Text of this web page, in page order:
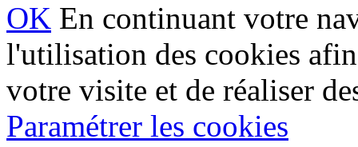
OK En continuant votre
l'utilisation des cookies
votre visite et de réaliser
Paramétrer les cookies